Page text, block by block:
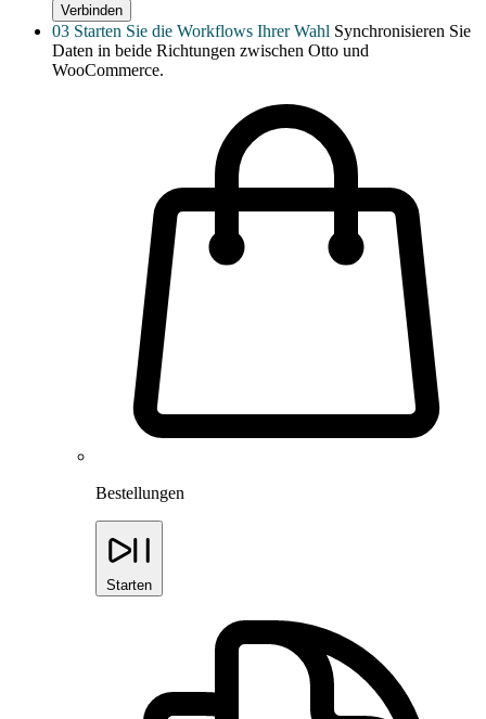
Verbinden
03 Starten Sie die Workflows Ihrer Wahl Synchronisieren Sie
Daten in beide Richtungen zwischen Otto und
WooCommerce.
Bestellungen
Starten